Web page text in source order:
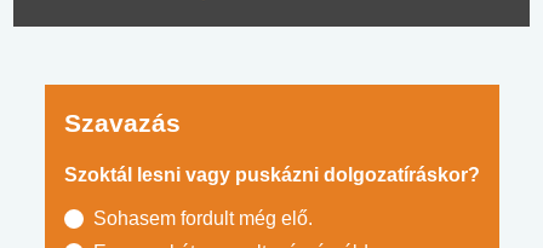
Szavazás
Szoktál lesni vagy puskázni dolgozatíráskor?
Sohasem fordult még elő.